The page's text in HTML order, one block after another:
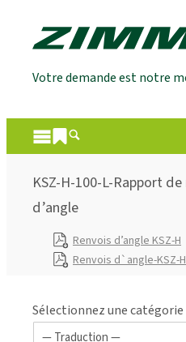
Votre demande est notre
KSZ-H-100-L-Rapport
d’angle
Renvois d’angle KSZ-H
Renvois d`angle-KSZ-
Sélectionnez une catégorie